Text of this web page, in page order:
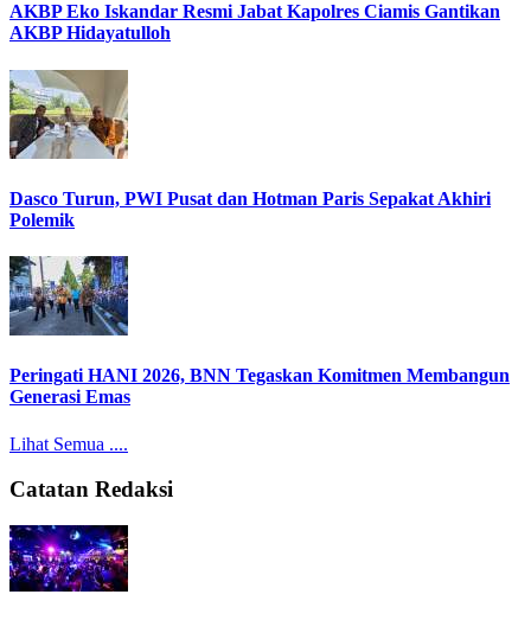
AKBP Eko Iskandar Resmi Jabat Kapolres Ciamis Gantikan
AKBP Hidayatulloh
Dasco Turun, PWI Pusat dan Hotman Paris Sepakat Akhiri
Polemik
Peringati HANI 2026, BNN Tegaskan Komitmen Membangun
Generasi Emas
Lihat Semua ....
Catatan Redaksi